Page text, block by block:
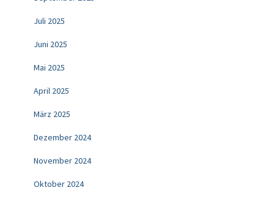
Juli 2025
Juni 2025
Mai 2025
April 2025
März 2025
Dezember 2024
November 2024
Oktober 2024